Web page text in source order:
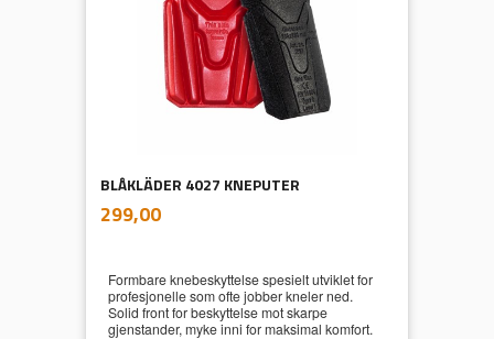
BLÅKLÄDER 4027 KNEPUTER
Pris
299,00mva.
Formbare knebeskyttelse spesielt utviklet for
profesjonelle som ofte jobber kneler ned.
Solid front for beskyttelse mot skarpe
gjenstander, myke inni for maksimal komfort.